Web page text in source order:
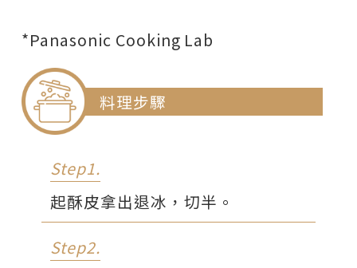
*Panasonic Cooking Lab
料理步驟
Step1.
起酥皮拿出退冰，切半。
Step2.